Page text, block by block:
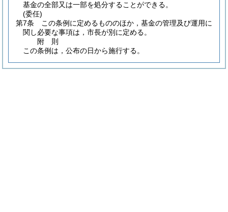
基金の全部又は一部を処分することができる。
(委任)
第7条
この条例に定めるもののほか，基金の管理及び運用に
関し必要な事項は，市長が別に定める。
附 則
この条例は，公布の日から施行する。